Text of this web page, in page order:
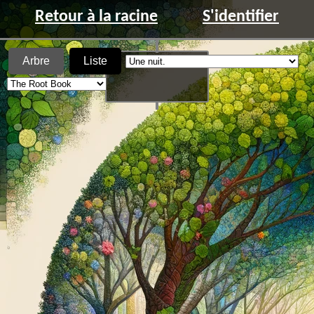
Retour à la racine S'identifier
Arbre Liste Une nuit.